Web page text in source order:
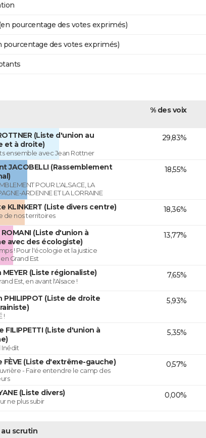
pourcentage des votes exprimés)
pourcentage des votes exprimés)
% des voix
(Liste d'union au
et à droite)
ensemble avec Jean Rottner
29,83%
JACOBELLI (Rassemblement
POUR L'ALSACE, LA
ARDENNE ET LA LORRAINE
18,55%
KLINKERT (Liste divers centre)
de nos territoires
18,36%
ROMANI (Liste d'union à
avec des écologiste)
! Pour l'écologie et la justice
Grand Est
13,77%
MEYER (Liste régionaliste)
Est, en avant l'Alsace !
7,65%
PHILIPPOT (Liste de droite
!
5,93%
FILIPPETTI (Liste d'union à
Inédit
5,35%
FÈVE (Liste d'extrême-gauche)
- Faire entendre le camp des
0,57%
(Liste divers)
ne plus subir
0,00%
scrutin